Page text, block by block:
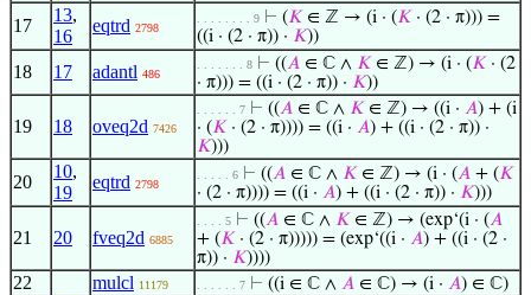
17
13,
16
eqtrd 2798
. . . . . . . . 9 ⊢ (𝐾 ∈ ℤ → (i · (𝐾 · (2 · π))) =
((i · (2 · π)) · 𝐾))
18 17 adantl 486
. . . . . . . 8 ⊢ ((𝐴 ∈ ℂ ∧ 𝐾 ∈ ℤ) → (i · (𝐾 · (2
· π))) = ((i · (2 · π)) · 𝐾))
19 18 oveq2d 7426
. . . . . . 7 ⊢ ((𝐴 ∈ ℂ ∧ 𝐾 ∈ ℤ) → ((i · 𝐴) + (i
· (𝐾 · (2 · π)))) = ((i · 𝐴) + ((i · (2 · π)) ·
𝐾)))
20
10,
19
eqtrd 2798
. . . . . 6 ⊢ ((𝐴 ∈ ℂ ∧ 𝐾 ∈ ℤ) → (i · (𝐴 + (𝐾
· (2 · π)))) = ((i · 𝐴) + ((i · (2 · π)) · 𝐾)))
21 20 fveq2d 6885
. . . . 5 ⊢ ((𝐴 ∈ ℂ ∧ 𝐾 ∈ ℤ) → (exp‘(i · (𝐴
+ (𝐾 · (2 · π))))) = (exp‘((i · 𝐴) + ((i · (2 ·
π)) · 𝐾))))
22 mulcl 11179 . . . . . . 7 ⊢ ((i ∈ ℂ ∧ 𝐴 ∈ ℂ) → (i · 𝐴) ∈ ℂ)